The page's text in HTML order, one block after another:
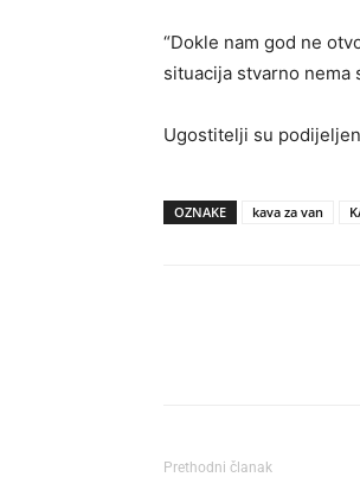
“Dokle nam god ne
situacija stvarno nema
Ugostitelji su
OZNAKE kava za van
Prethodni članak